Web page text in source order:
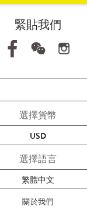
緊貼我們
選擇貨幣
USD
選擇語言
繁體中文
關於我們